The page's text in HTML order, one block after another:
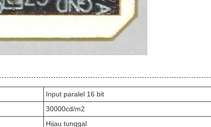
Input paralel 16 bit
30000cd/m2
Hijau tunggal